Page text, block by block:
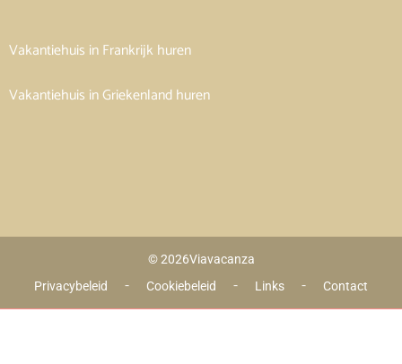
Vakantiehuis in Frankrijk huren
Vakantiehuis in Griekenland huren
© 2026Viavacanza
Privacybeleid
- Cookiebeleid - Links - Contact